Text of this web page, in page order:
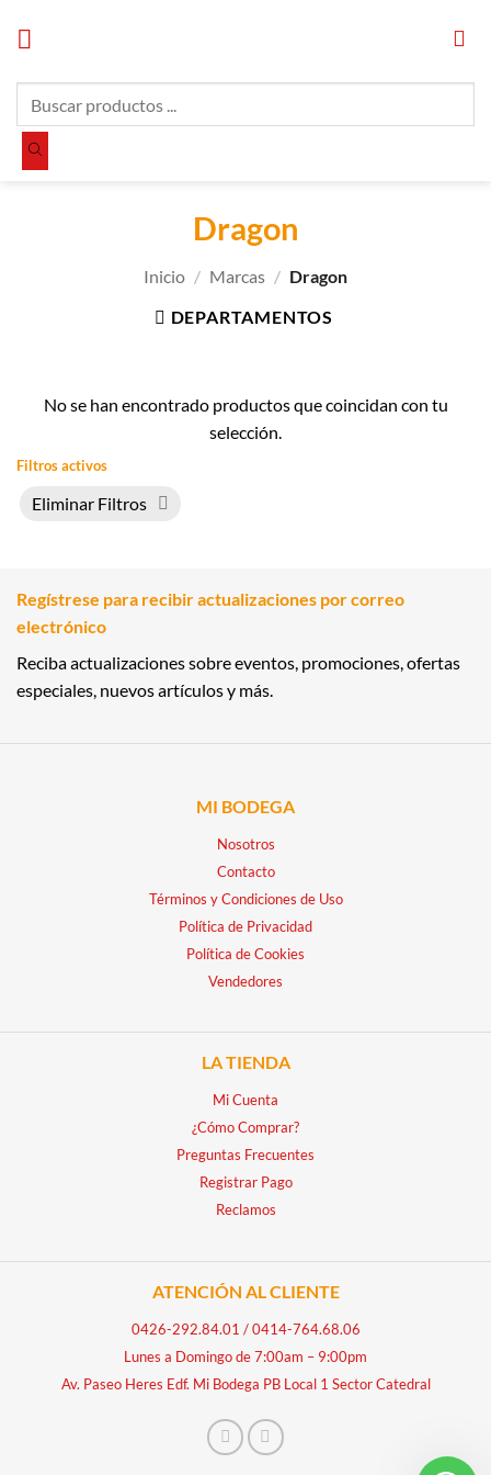
productos
Dragon
Inicio / Marcas / Dragon
DEPARTAMENTOS
No se han encontrado productos que coincidan con tu
selección.
Filtros activos
Eliminar Filtros
Regístrese para recibir actualizaciones por correo
electrónico
Reciba actualizaciones sobre eventos, promociones, ofertas
especiales, nuevos artículos y más.
MI BODEGA
Nosotros
Contacto
Términos y Condiciones de Uso
Política de Privacidad
Política de Cookies
Vendedores
LA TIENDA
Mi Cuenta
¿Cómo Comprar?
Preguntas Frecuentes
Registrar Pago
Reclamos
ATENCIÓN AL CLIENTE
0426-292.84.01 /0414-764.68.06
Lunes a Domingo de 7:00am – 9:00pm
Av. Paseo Heres Edf. Mi Bodega PB Local 1 Sector Catedral